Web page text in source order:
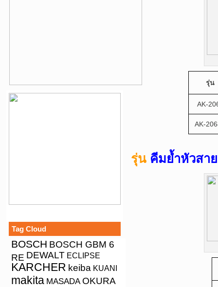
Tag Cloud
BOSCH BOSCH GBM 6
RE DEWALT ECLIPSE
KARCHER keiba KUANI
makita MASADA OKURA
รุ่น
AK-
AK-
รุ่น คีมย้ำหัวสาย